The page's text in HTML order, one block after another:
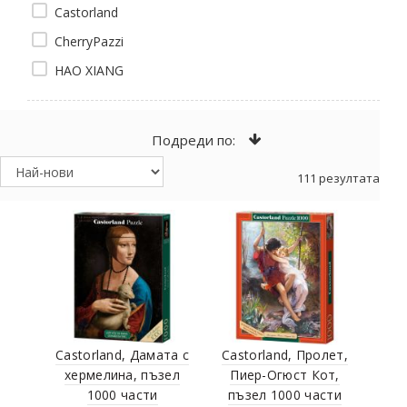
Castorland
CherryPazzi
HAO XIANG
Подреди по:
111 резултата
Castorland, Дамата с
хермелина, пъзел
1000 части
Castorland, Пролет,
Пиер-Огюст Кот,
пъзел 1000 части